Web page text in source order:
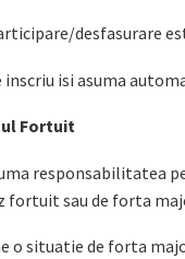
desfasurare
isi asuma
Fortuit
responsabilitatea
fortuit sau de forta
o situatie de forta